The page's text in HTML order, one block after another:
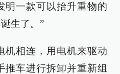
明一款可以抬升重物的
生了。”
机相连，用电机来驱动
推车进行拆卸并重新组